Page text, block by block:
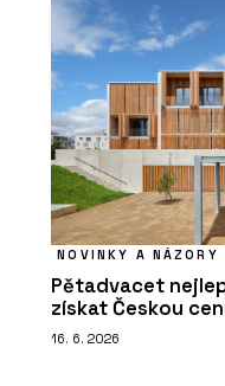
NOVINKY A NÁZORY
Pětadvacet
získat Českou
16. 6. 2026